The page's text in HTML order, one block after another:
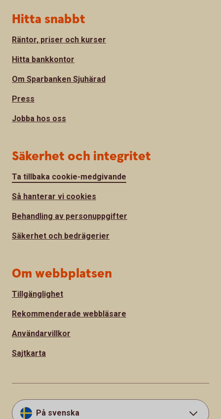
Hitta snabbt
Räntor, priser och kurser
Hitta bankkontor
Om Sparbanken Sjuhärad
Press
Jobba hos oss
Säkerhet och integritet
Ta tillbaka cookie-medgivande
Så hanterar vi cookies
Behandling av personuppgifter
Säkerhet och bedrägerier
Om webbplatsen
Tillgänglighet
Rekommenderade webbläsare
Användarvillkor
Sajtkarta
På svenska